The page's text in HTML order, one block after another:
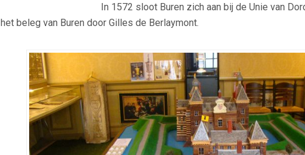
In 1572 sloot Buren zich aan bij de Unie van
het beleg van Buren door Gilles de Berlaymont.